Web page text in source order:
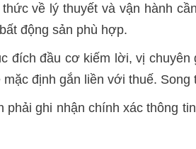
về lý thuyết và vận hành
động sản phù hợp.
đích đầu cơ kiếm lời, vị
định gắn liền với thuế.
ghi nhận chính xác thông